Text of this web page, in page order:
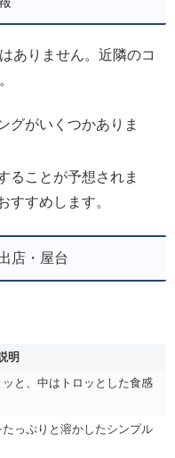
ありません。近隣のコ
グがいくつかありま
ることが予想されま
すすめします。
店・屋台
明
と、中はトロッとした食感
っぷりと溶かしたシンプル